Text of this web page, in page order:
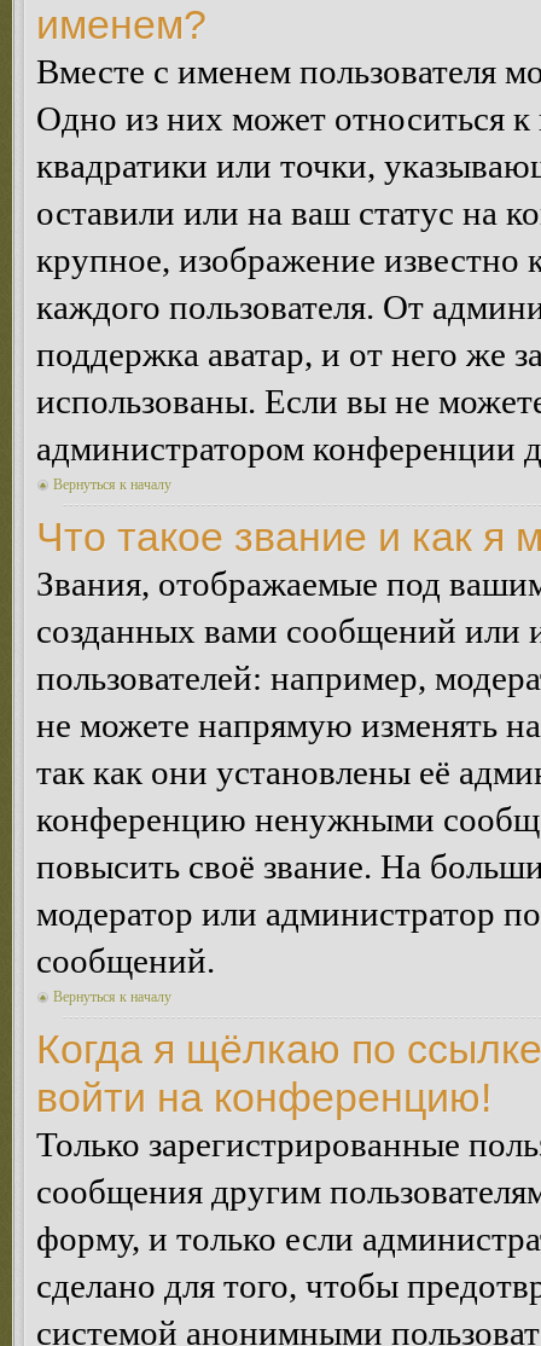
именем?
Вместе с именем пользователя
Одно из них может относиться
квадратики или точки,
оставили или на ваш статус на
крупное, изображение известно
каждого пользователя. От
поддержка аватар, и от него же
использованы. Если вы не
администратором конференции
Вернуться к началу
Что такое звание и как я
Звания, отображаемые под
созданных вами сообщений
пользователей: например,
не можете напрямую изменять
так как они установлены её
конференцию ненужными
повысить своё звание. На
модератор или администратор
сообщений.
Вернуться к началу
Когда я щёлкаю по
войти на конференцию!
Только зарегистрированные
сообщения другим
форму, и только если
сделано для того, чтобы
системой анонимными